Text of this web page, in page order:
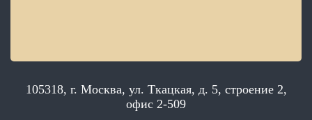
105318, г. Москва, ул. Ткацкая, д. 5, строение 2,
офис 2-509